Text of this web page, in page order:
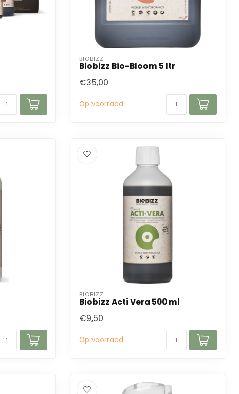
BIOBIZZ
Biobizz Bio-Bloom 5 ltr
€35,00
Op voorraad
BIOBIZZ
Biobizz Acti Vera 500 ml
€9,50
Op voorraad